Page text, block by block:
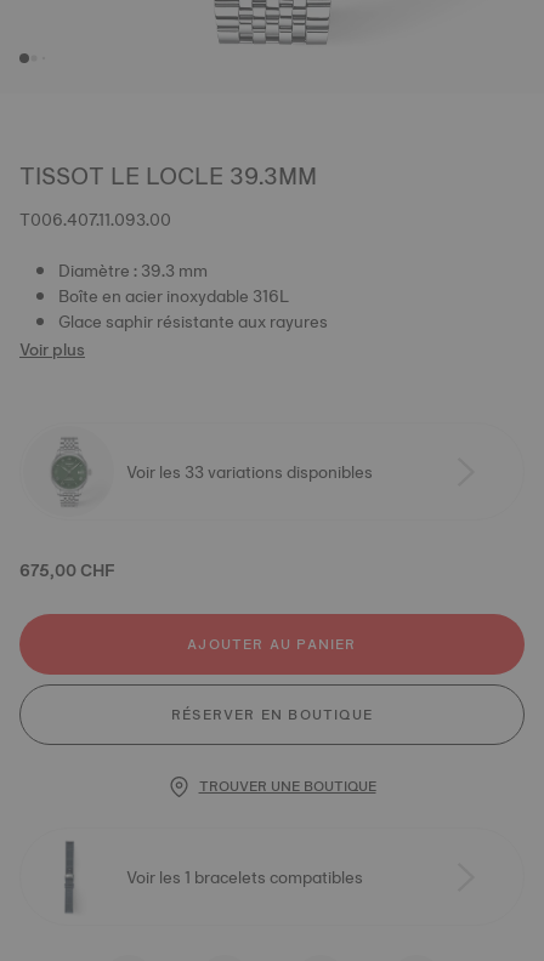
TISSOT LE LOCLE 39.3MM
T006.407.11.093.00
Diamètre : 39.3 mm
Boîte en acier inoxydable 316L
Glace saphir résistante aux rayures
Voir plus
Voir les 33 variations disponibles
675,00 CHF
AJOUTER AU PANIER
RÉSERVER EN BOUTIQUE
TROUVER UNE BOUTIQUE
Voir les 1 bracelets compatibles